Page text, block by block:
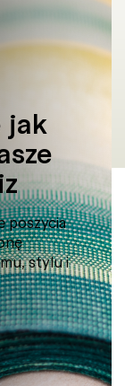
jak
poszycia
stylu i